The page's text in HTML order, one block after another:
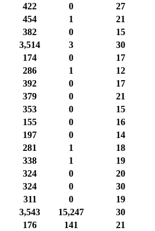
422 0
27
454 1
21
382 0
15
3,514 3
30
174 0
17
286 1
12
392 0
17
379 0
21
353 0
15
155 0
16
197 0
14
281 1
18
338 1
19
324 0
20
324 0
30
311 0
19
3,543 15,247
30
176 141
21